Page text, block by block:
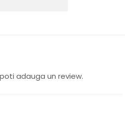
adauga un review.